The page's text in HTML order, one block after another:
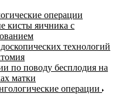
операции
кисты яичника с
технологий
по поводу бесплодия на
матки
операции